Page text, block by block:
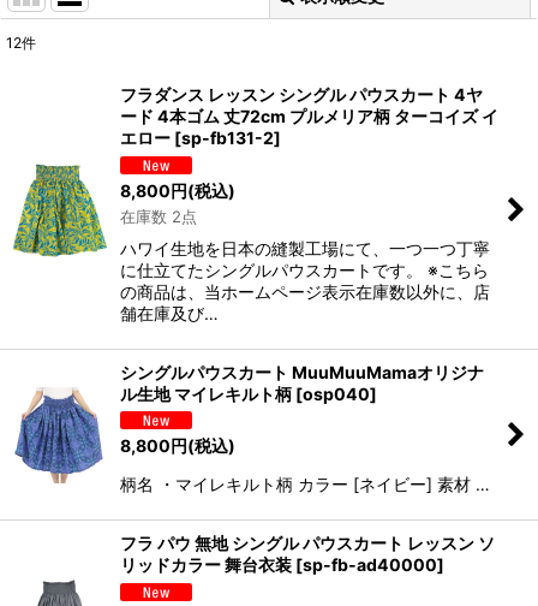
並び順:
絞り込む
12件
フラダンス レッスン シングル パウスカート 4ヤ
ード 4本ゴム 丈72cm プルメリア柄 ターコイズ イ
エロー [sp-fb131-2]
8,800円(税込)
在庫数 2点
ハワイ生地を日本の縫製工場にて、一つ一つ丁寧
に仕立てたシングルパウスカートです。 ※こちら
の商品は、当ホームページ表示在庫数以外に、店
舗在庫及び…
シングルパウスカート MuuMuuMamaオリジナ
ル生地 マイレキルト柄 [osp040]
8,800円(税込)
柄名 ・マイレキルト柄 カラー [ネイビー] 素材 …
フラ パウ 無地 シングル パウスカート レッスン ソ
リッドカラー 舞台衣装 [sp-fb-ad40000]